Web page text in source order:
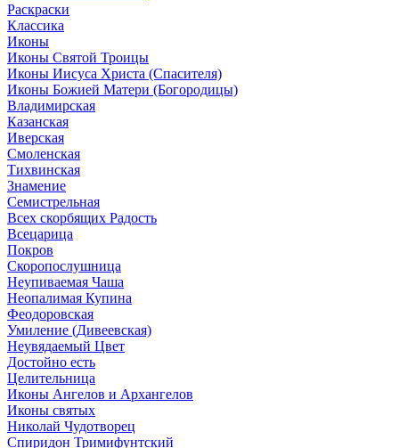
Раскраски
Классика
Иконы
Иконы Святой Троицы
Иконы Иисуса Христа (Спасителя)
Иконы Божией Матери (Богородицы)
Владимирская
Казанская
Иверская
Смоленская
Тихвинская
Знамение
Семистрельная
Всех скорбящих Радость
Всецарица
Покров
Скоропослушница
Неупиваемая Чаша
Неопалимая Купина
Феодоровская
Умиление (Дивеевская)
Неувядаемый Цвет
Достойно есть
Целительница
Иконы Ангелов и Архангелов
Иконы святых
Николай Чудотворец
Спиридон Тримифунтский